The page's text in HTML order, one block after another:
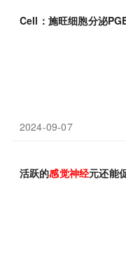
Cell：施旺细胞分泌
2024-09-07
活跃的感觉神经元还能